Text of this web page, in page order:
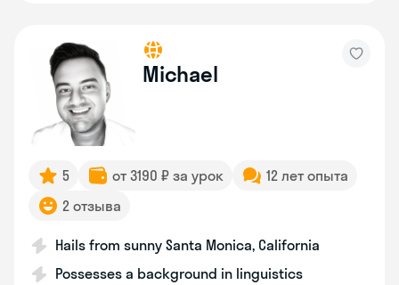
Michael
5 от 3190 ₽ за урок
12 лет опыта
2 отзыва
Hails from sunny Santa Monica, California
Possesses a background in linguistics